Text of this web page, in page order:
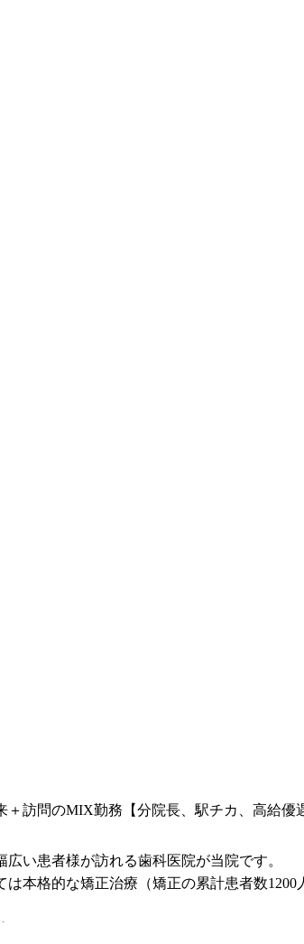
訪問のMIX勤務【分院長、駅チカ、高給優
い患者様が訪れる歯科医院が当院です。
本格的な矯正治療（矯正の累計患者数1200